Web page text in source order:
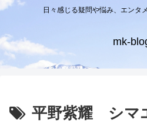
日々感じる疑問や悩み、エンタ
mk-
平野紫耀 シマ